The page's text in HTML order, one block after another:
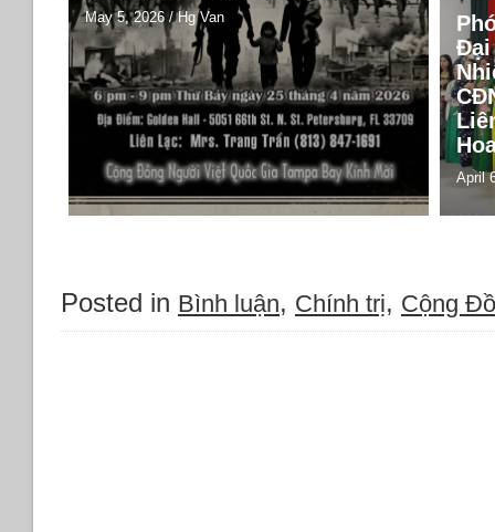
May 5, 2026 /Hg Van
Đại
April
Posted in Bình luận, Chính trị, Cộng